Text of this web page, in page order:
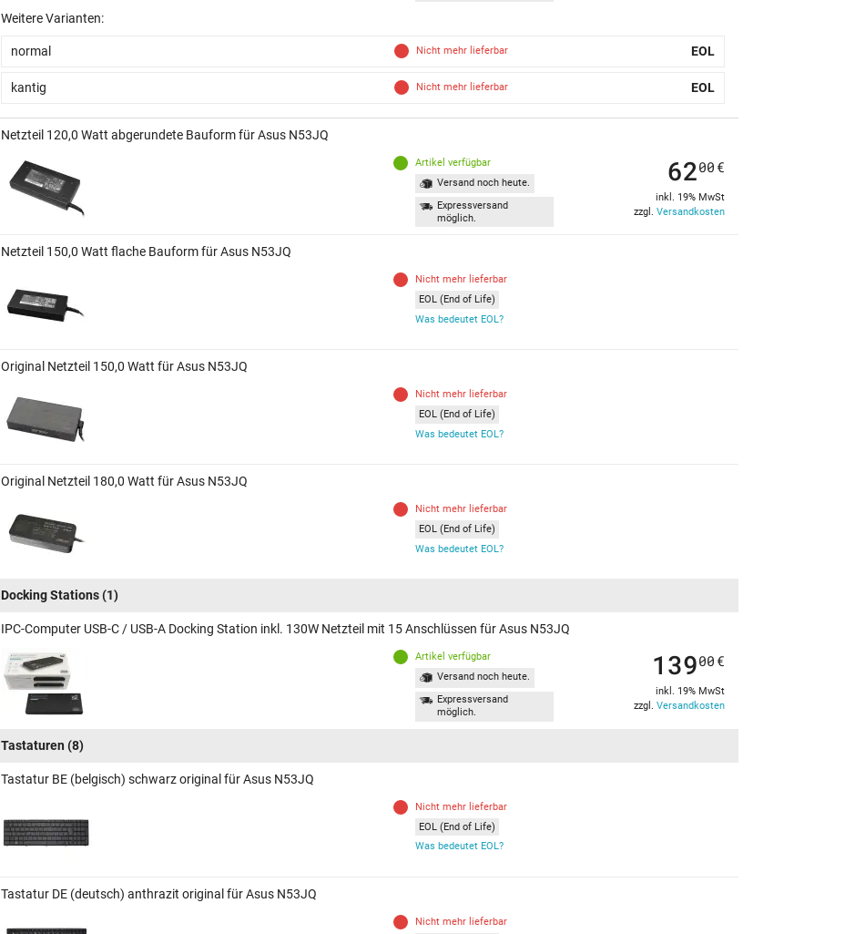
Weitere Varianten:
normal Nicht mehr lieferbar EOL
kantig Nicht mehr lieferbar EOL
Netzteil 120,0 Watt abgerundete Bauform für Asus N53JQ
Artikel verfügbar
Versand noch heute.
Expressversand
möglich.
6200 €
inkl. 19% MwSt
zzgl. Versandkosten
Netzteil 150,0 Watt flache Bauform für Asus N53JQ
Nicht mehr lieferbar
EOL (End of Life)
Was bedeutet EOL?
Original Netzteil 150,0 Watt für Asus N53JQ
Nicht mehr lieferbar
EOL (End of Life)
Was bedeutet EOL?
Original Netzteil 180,0 Watt für Asus N53JQ
Nicht mehr lieferbar
EOL (End of Life)
Was bedeutet EOL?
Docking Stations(1)
IPC-Computer USB-C / USB-A Docking Station inkl. 130W Netzteil mit 15 Anschlüssen für Asus N53JQ
Artikel verfügbar
Versand noch heute.
Expressversand
möglich.
13900 €
inkl. 19% MwSt
zzgl. Versandkosten
Tastaturen (8)
Tastatur BE (belgisch) schwarz original für Asus N53JQ
Nicht mehr lieferbar
EOL (End of Life)
Was bedeutet EOL?
Tastatur DE (deutsch) anthrazit original für Asus N53JQ
Nicht mehr lieferbar